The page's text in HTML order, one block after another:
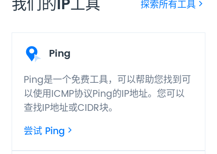
探索所有工具
Ping
Ping是一个免费工具，可以帮助您找到可
以使用ICMP协议Ping的IP地址。您可以
查找IP地址或CIDR块。
尝试 Ping